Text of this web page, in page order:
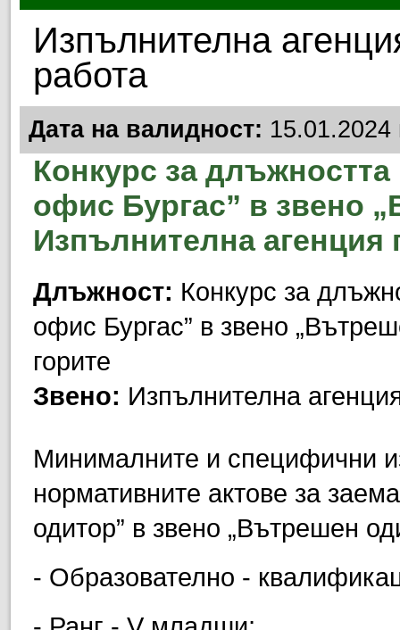
Изпълнителна
работа
Дата на валидност: 15.01.2024
Конкурс за
офис Бургас” в звено
Изпълнителна агенция
Длъжност: Конкурс за
офис Бургас” в звено
горите
Звено: Изпълнителна
Минималните и специфични
нормативните актове за
одитор” в звено „Вътрешен
- Образователно -